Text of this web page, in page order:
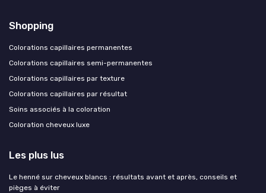
Shopping
Colorations capillaires permanentes
Colorations capillaires semi-permanentes
Colorations capillaires par texture
Colorations capillaires par résultat
Soins associés à la coloration
Coloration cheveux luxe
Les plus lus
Le henné sur cheveux blancs : résultats avant et après, conseils et
pièges à éviter